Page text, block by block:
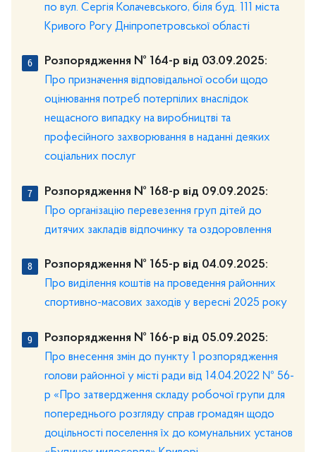
по вул. Сергія Колачевського, біля буд. 111 міста
Кривого Рогу Дніпропетровської області
Розпорядження № 164-р від 03.09.2025:
Про призначення відповідальної особи щодо
оцінювання потреб потерпілих внаслідок
нещасного випадку на виробництві та
професійного захворювання в наданні деяких
соціальних послуг
Розпорядження № 168-р від 09.09.2025:
Про організацію перевезення груп дітей до
дитячих закладів відпочинку та оздоровлення
Розпорядження № 165-р від 04.09.2025:
Про виділення коштів на проведення районних
спортивно-масових заходів у вересні 2025 року
Розпорядження № 166-р від 05.09.2025:
Про внесення змін до пункту 1 розпорядження
голови районної у місті ради від 14.04.2022 № 56-
р «Про затвердження складу робочої групи для
попереднього розгляду справ громадян щодо
доцільності поселення їх до комунальних установ